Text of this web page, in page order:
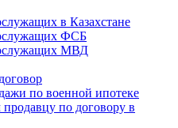
в Казахстане
ФСБ
МВД
по военной ипотеке
по договору в